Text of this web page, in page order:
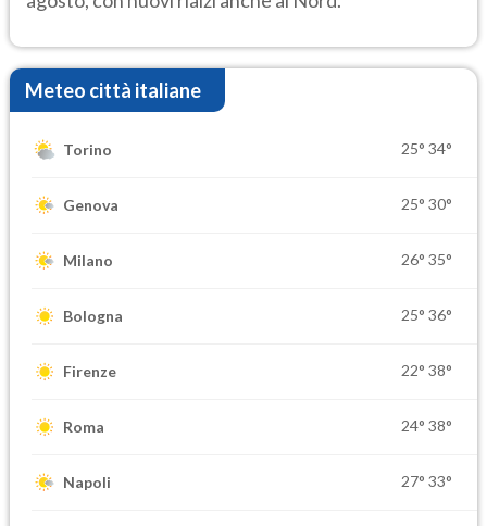
Meteo città italiane
Torino 25° 34°
Genova 25° 30°
Milano 26° 35°
Bologna 25° 36°
Firenze 22° 38°
Roma 24° 38°
Napoli 27° 33°